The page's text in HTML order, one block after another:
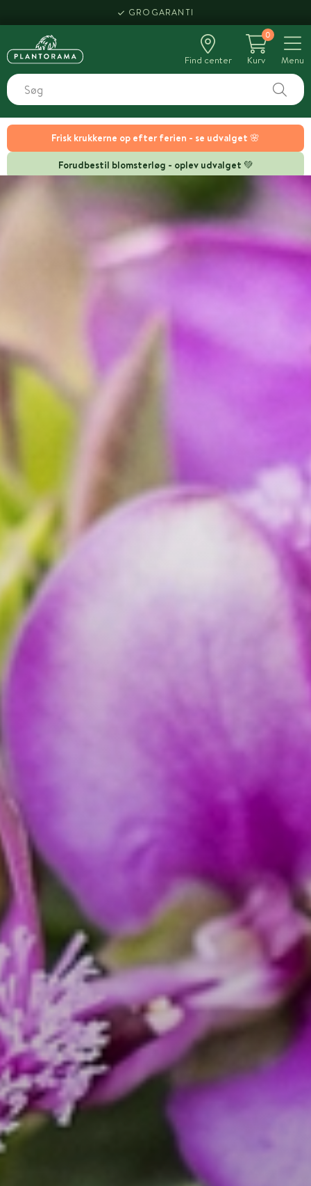
Frisk krukkerne op efter ferien - se udvalget 🌸
Forudbestil blomsterløg - oplev udvalget 💚
GROGARANTI
Find center
0
Kurv
Menu